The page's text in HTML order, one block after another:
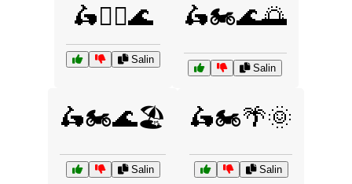
🛵🏄‍♀️🌊
Salin
🛵🏍️🌊🌅
Salin
🛵🏍️🌊🏖️
Salin
🛵🏍️🌴🌞
Salin